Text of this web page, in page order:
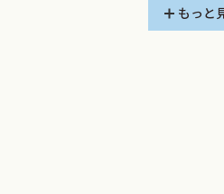
マルチプレックスPCR検査により
成人と同様に，小児においても
校生活，家庭生活など，子どもの
もっと